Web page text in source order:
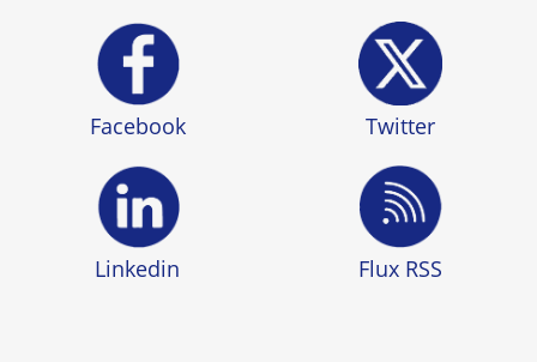
Facebook Twitter
Linkedin Flux RSS